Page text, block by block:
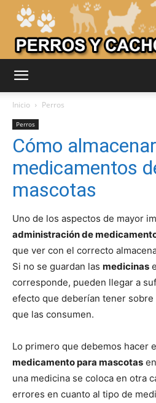
Inicio Perros
Perros
Cómo
medicamentos
mascotas
Uno de los aspectos de mayor
administración de
que ver con el correcto
Si no se guardan las medicinas
corresponde, pueden llegar a
efecto que deberían tener sobre
que las consumen.
Lo primero que debemos hacer
medicamento para mascotas
una medicina se coloca en otra
errores en cuanto al tipo de